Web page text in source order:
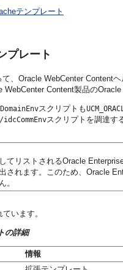
テンプレート
プレート
、Oracle WebCenter Content
Content製品の
スクリプトも
スクリプトを調達す
てリストされるOracle
されます。このため、Oracle
。
います。
の詳細
情報